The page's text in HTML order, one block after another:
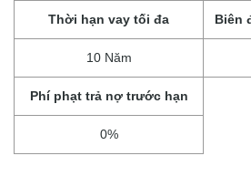
Thời hạn vay tối đa
10 Năm
Biên
Phí phạt trả nợ trước hạn
0%